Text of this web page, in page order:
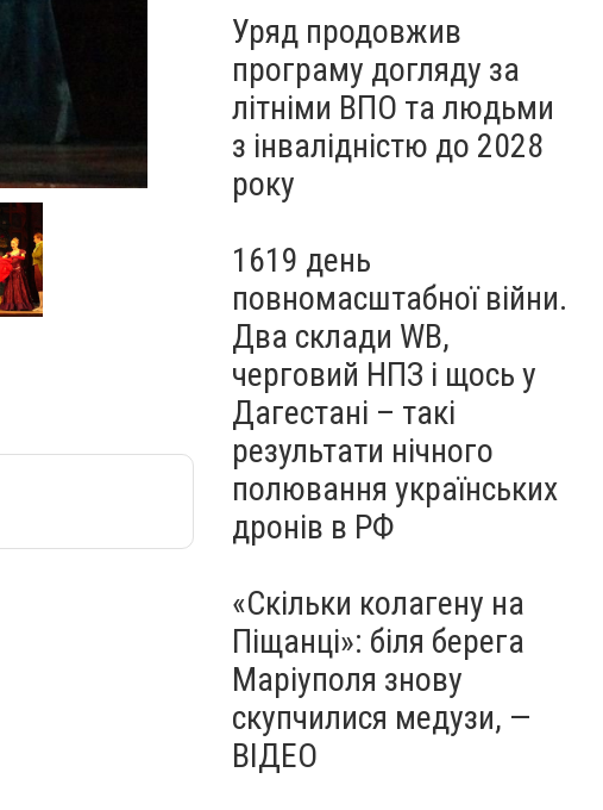
Щелкун2DSC05896
судами право власності на
житло
Уряд продовжив
програму догляду за
літніми ВПО та людьми
з інвалідністю до 2028
року
1619 день
повномасштабної війни.
Два склади WB,
черговий НПЗ і щось у
Дагестані – такі
результати нічного
полювання українських
дронів в РФ
«Скільки колагену на
Піщанці»: біля берега
Маріуполя знову
скупчилися медузи, —
ВІДЕО